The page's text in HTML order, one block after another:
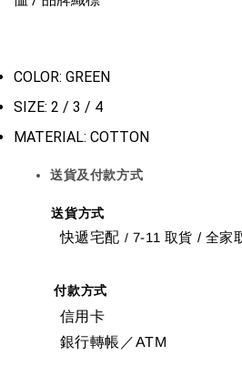
COLOR: GREEN
SIZE: 2 / 3 / 4
MATERIAL: COTTON
送貨及付款方式
送貨方式
快遞宅配 / 7-11 取貨 / 全家
付款方式
信用卡
銀行轉帳／ATM